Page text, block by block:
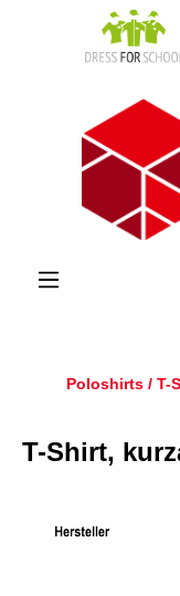
springen
Poloshirts / T-
T-Shirt,